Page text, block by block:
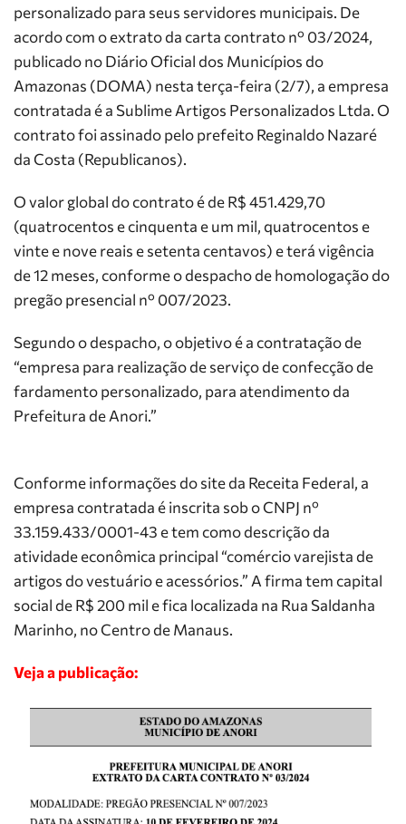
personalizado para seus servidores municipais. De
acordo com o extrato da carta contrato nº 03/2024,
publicado no Diário Oficial dos Municípios do
Amazonas (DOMA) nesta terça-feira (2/7), a empresa
contratada é a Sublime Artigos Personalizados Ltda. O
contrato foi assinado pelo prefeito Reginaldo Nazaré
da Costa (Republicanos).
O valor global do contrato é de R$ 451.429,70
(quatrocentos e cinquenta e um mil, quatrocentos e
vinte e nove reais e setenta centavos) e terá vigência
de 12 meses, conforme o despacho de homologação do
pregão presencial nº 007/2023.
Segundo o despacho, o objetivo é a contratação de
“empresa para realização de serviço de confecção de
fardamento personalizado, para atendimento da
Prefeitura de Anori.”
Conforme informações do site da Receita Federal, a
empresa contratada é inscrita sob o CNPJ nº
33.159.433/0001-43 e tem como descrição da
atividade econômica principal “comércio varejista de
artigos do vestuário e acessórios.” A firma tem capital
social de R$ 200 mil e fica localizada na Rua Saldanha
Marinho, no Centro de Manaus.
Veja a publicação: